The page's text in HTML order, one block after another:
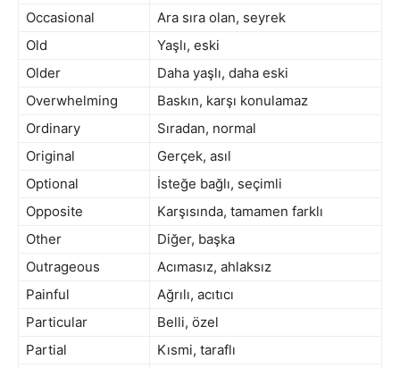
Occasional
Ara sıra olan, seyrek
Old
Yaşlı, eski
Older
Daha yaşlı, daha eski
Overwhelming
Baskın, karşı konulamaz
Ordinary
Sıradan, normal
Original
Gerçek, asıl
Optional
İsteğe bağlı, seçimli
Opposite
Karşısında, tamamen farklı
Other
Diğer, başka
Outrageous
Acımasız, ahlaksız
Painful
Ağrılı, acıtıcı
Particular
Belli, özel
Partial
Kısmi, taraflı